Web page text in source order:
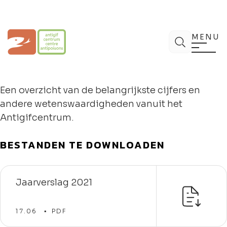
inhoud
Antigifcentrum ZoekMENU
Een overzicht van de belangrijkste cijfers en
andere wetenswaardigheden vanuit het
Antigifcentrum.
BESTANDEN TE DOWNLOADEN
Jaarverslag 2021
17.06 PDF